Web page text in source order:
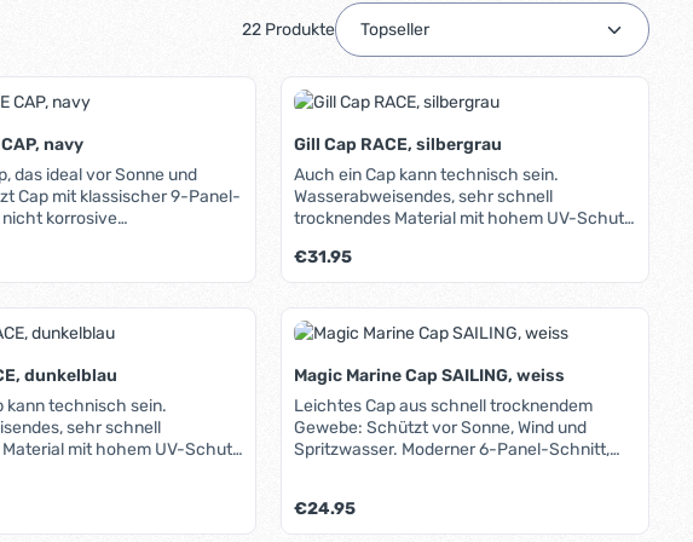
22 Produkte
Wert ein oder benutze die Schaltflächen um die
navy
das ideal vor Sonne und
Anzahl: Gib den gewünschten Wert ein oder
Gill Cap RACE, silbergrau
Auch ein Cap kann technisch sein.
Wasserabweisendes, sehr schnell
trocknendes Material mit hohem UV-Schutz
umlaufendes weiches Innenband, dunkle
Schirmunterseite, die Reflektionen reduziert
und UV-Strahlung absorbiert, sehr
aufwändiger, flacher Schnitt mit guter
Paßform, serienmäßig mit Sicherungsclip
(Capholder).
Regulärer Preis:
€31.95
Produkt Anzahl: Gib den
dunkelblau
kann technisch sein.
sehr schnell
mit hohem UV-Schutz
die Reflektionen reduziert
absorbiert, sehr
Magic Marine Cap SAILING, weiss
Leichtes Cap aus schnell trocknendem
Gewebe: Schützt vor Sonne, Wind und
Spritzwasser. Moderner 6-Panel-Schnitt,
Regulärer Preis:
€24.95